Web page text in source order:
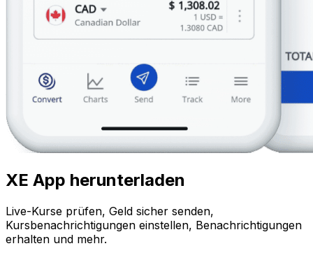
XE App herunterladen
Live-Kurse prüfen, Geld sicher senden,
Kursbenachrichtigungen einstellen, Benachrichtigungen
erhalten und mehr.